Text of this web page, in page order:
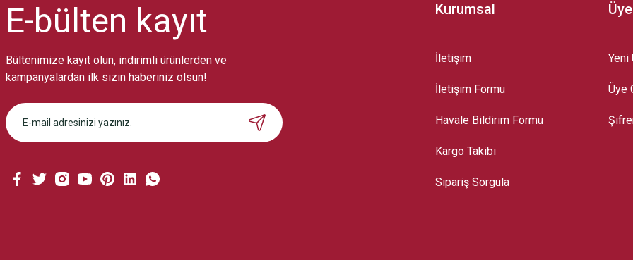
Bu ürüne benzer farklı alternatifler olmalı.
Gönder
E-bülten kayıt
Bültenimize kayıt olun, indirimli ürünlerden ve
kampanyalardan ilk sizin haberiniz olsun!
Kurumsal
İletişim
İletişim Formu
Havale Bildirim Formu
Kargo Takibi
Sipariş Sorgula
Yeni
Üye